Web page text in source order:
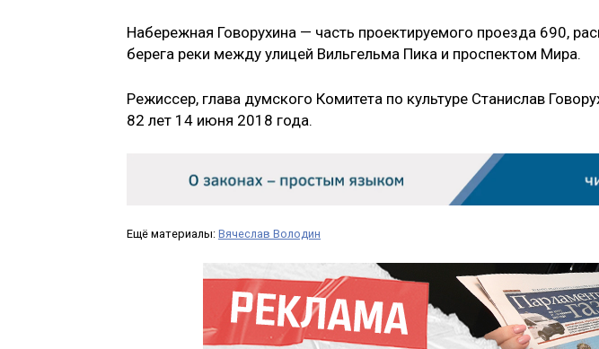
Набережная Говорухина — часть проектируемого проезда 690,
берега реки между улицей Вильгельма Пика и проспектом Мира.
Режиссер, глава думского Комитета по культуре Станислав
82 лет 14 июня 2018 года.
Ещё материалы: Вячеслав Володин